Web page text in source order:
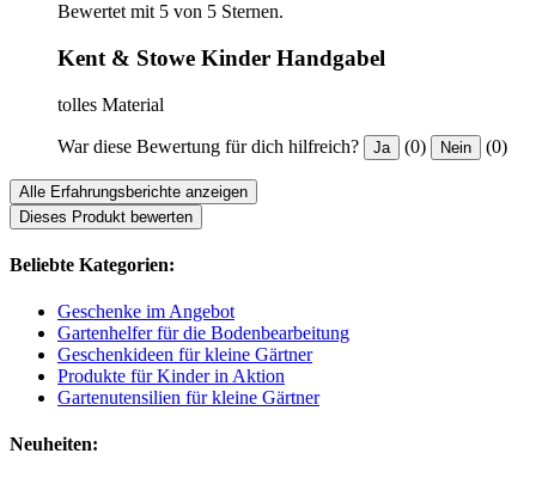
Bewertet mit 5 von 5 Sternen.
Kent & Stowe Kinder Handgabel
tolles Material
War diese Bewertung für dich hilfreich? Ja (0) Nein (0)
Alle Erfahrungsberichte anzeigen
Dieses Produkt bewerten
Beliebte Kategorien:
Geschenke im Angebot
Gartenhelfer für die Bodenbearbeitung
Geschenkideen für kleine Gärtner
Produkte für Kinder in Aktion
Gartenutensilien für kleine Gärtner
Neuheiten: